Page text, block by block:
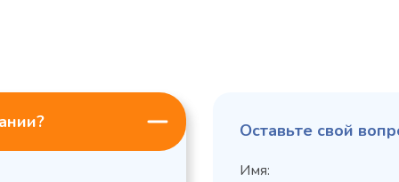
Оставьте свой
Имя: